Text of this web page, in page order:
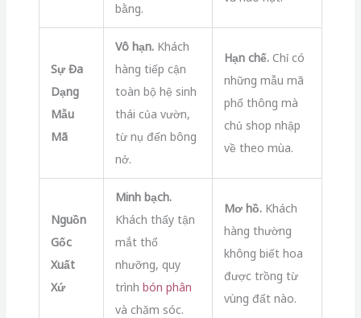
bằng.
Sự Đa
Dạng
Mẫu
Mã
Vô hạn.Khách
hàng tiếp cận
toàn bộ hệ sinh
thái của vườn,
từ nụ đến bông
nở.
Hạn chế.Chỉ có
những mẫu mã
phổ thông mà
chủ shop nhập
về theo mùa.
Nguồn
Gốc
Xuất
Xứ
Minh bạch.
Khách thấy tận
mắt thổ
nhưỡng, quy
trình bón phân
và chăm sóc.
Mơ hồ.Khách
hàng thường
không biết hoa
được trồng từ
vùng đất nào.